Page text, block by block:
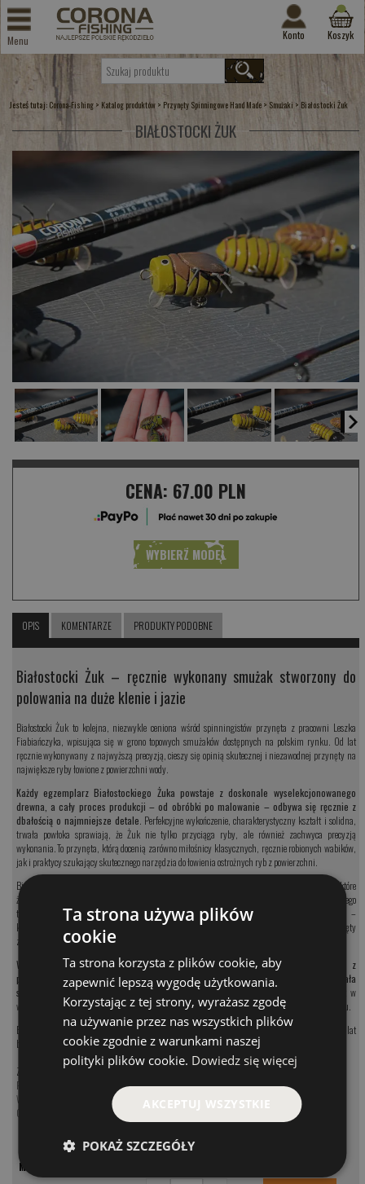
Menu Konto Koszyk
Jesteś tutaj: Corona-Fishing > Katalog produktów > Przynęty Spinningowe Hand Made > Smużaki > Białostocki Żuk
BIAŁOSTOCKI ŻUK
CENA: 67.00 PLN
WYBIERZ MODEL
OPIS KOMENTARZE PRODUKTY PODOBNE
Białostocki Żuk – ręcznie wykonany smużak stworzony do
polowania na duże klenie i jazie
Białostocki Żuk to kolejna, niezwykle ceniona wśród spinningistów przynęta z pracowni Leszka
Fiabiańczyka, wpisująca się w grono topowych smużaków dostępnych na polskim rynku. Od lat
ręcznie wykonywany z najwyższą precyzją, cieszy się opinią skutecznej i niezawodnej przynęty na
największe ryby łowione z powierzchni wody.
Każdy egzemplarz Białostockiego Żuka powstaje z doskonale wyselekcjonowanego
drewna, a cały proces produkcji – od obróbki po malowanie – odbywa się ręcznie z
dbałością o najmniejsze detale . Perfekcyjne wykończenie, charakterystyczny kształt i solidna,
trwała powłoka sprawiają, że Żuk nie tylko przyciąga ryby, ale również zachwyca precyzją
wykonania. To przynęta, którą docenią zarówno miłośnicy klasycznych, ręcznie robionych wabików,
jak i praktycy szukający skutecznego narzędzia do łowienia ostrożnych ryb z powierzchni.
Białostocki Żuk to większy smużak zaprojektowany z myślą o łowieniu dużych kleni i jazi, które
żerują na owadach spadających na lustro wody. Tym, co wyróżnia Żuka na tle innych przynęt tego
typu, jest odpowiednio dobrana waga, pozwalająca na osiąganie znacznie dalszych rzutów –
kluczowych przy obławianiu wymagających miejscówek, gdzie ostrożne ryby podchodzą do przynęty
z dużym dystansem.
Wyjątkowa praca Żuka wiernie imituje naturalne owady, co w połączeniu z
perfekcyjnym wyważeniem i nienagannym prowadzeniem sprawia, że przynęta ta działa
skutecznie nawet w najtrudniejszych warunkach.
Każdy Białostocki Żuk zbrojony jest w
wysokiej klasy kotwice Sasame w rozmiarze #8, zapewniające pewne zacięcie i bezpieczeństwo holu.
Białostocki Żuk to klasyka polskiego rękodzieła wędkarskiego – przynęta, która nie zawodzi i od lat
budzi uznanie wśród najlepszych łowców kleni i jazi w Polsce.
Zobacz nasze produkty:
Przynęty na klenia i jazia
Woblery na klenia i jazia
Obrotówki na klenia i jazia
MODEL
Ta strona używa plików
cookie
Ta strona korzysta z plików cookie, aby
zapewnić lepszą wygodę użytkowania.
Korzystając z tej strony, wyrażasz zgodę
na używanie przez nas wszystkich plików
cookie zgodnie z warunkami naszej
polityki plików cookie. Dowiedz się więcej
AKCEPTUJ WSZYSTKIE
POKAŻ SZCZEGÓŁY